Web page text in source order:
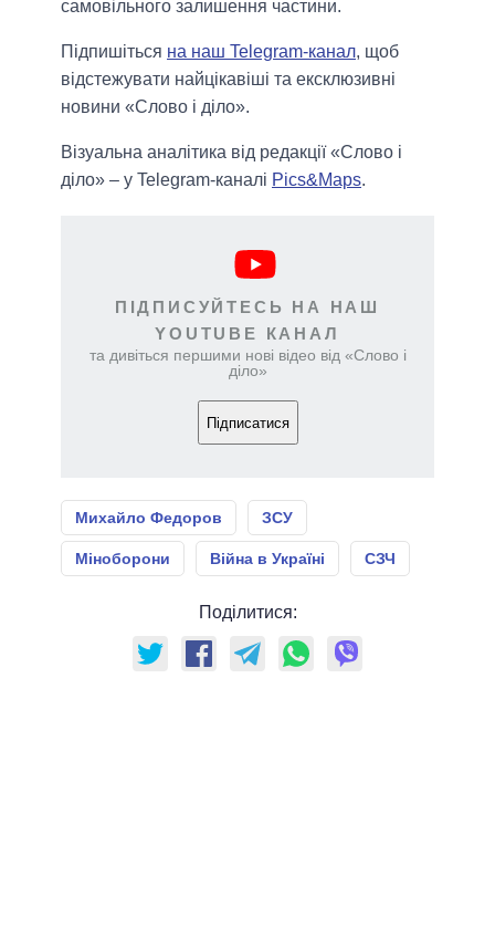
самовільного залишення частини.
Підпишіться на наш Telegram-канал, щоб
відстежувати найцікавіші та ексклюзивні
новини «Слово і діло».
Візуальна аналітика від редакції «Слово і
діло» – у Telegram-каналі Pics&Maps.
ПІДПИСУЙТЕСЬ НА НАШ
YOUTUBE КАНАЛ
та дивіться першими нові відео від «Слово і
діло»
Підписатися
Михайло Федоров ЗСУ
Міноборони Війна в Україні СЗЧ
Поділитися: